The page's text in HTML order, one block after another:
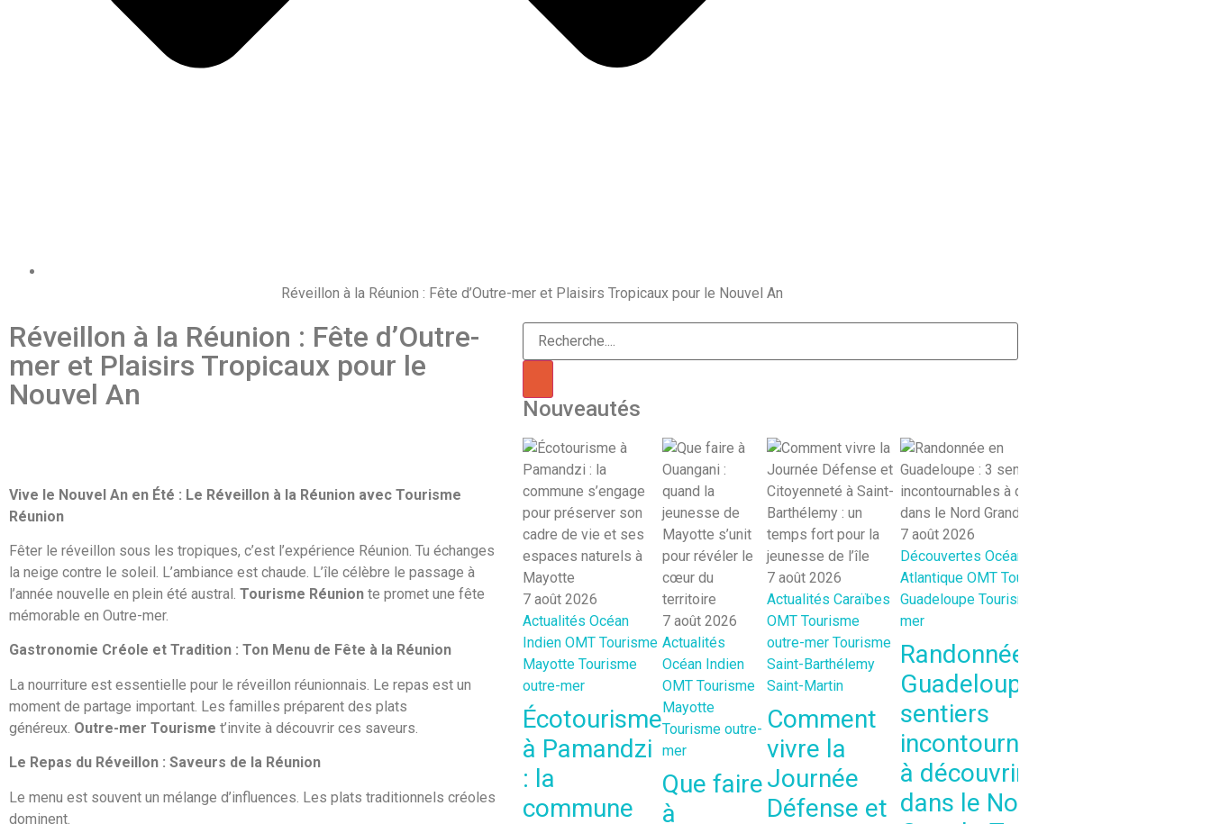
Réveillon à la Réunion : Fête d’Outre-mer et Plaisirs Tropicaux pour le Nouvel An
Réveillon à la Réunion : Fête d’Outre-
mer et Plaisirs Tropicaux pour le
Nouvel An
Vive le Nouvel An en Été : Le Réveillon à la Réunion avec Tourisme
Réunion
Fêter le réveillon sous les tropiques, c’est l’expérience Réunion. Tu échanges
la neige contre le soleil. L’ambiance est chaude. L’île célèbre le passage à
l’année nouvelle en plein été austral. Tourisme Réunion te promet une fête
mémorable en Outre-mer.
Gastronomie Créole et Tradition : Ton Menu de Fête à la Réunion
La nourriture est essentielle pour le réveillon réunionnais. Le repas est un
moment de partage important. Les familles préparent des plats
généreux. Outre-mer Tourisme t’invite à découvrir ces saveurs.
Le Repas du Réveillon : Saveurs de la Réunion
Le menu est souvent un mélange d’influences. Les plats traditionnels créoles
dominent.
Nouveautés
7 août 2026
Actualités Océan
Indien OMT Tourisme
Mayotte Tourisme
outre-mer
Écotourisme
à Pamandzi
: la
commune
7 août 2026
Actualités
Océan Indien
OMT Tourisme
Mayotte
Tourisme outre-
mer
Que faire
à
7 août 2026
Actualités Caraïbes
OMT Tourisme
outre-mer Tourisme
Saint-Barthélemy
Saint-Martin
Comment
vivre la
Journée
Défense et
7 août 2026
Découvertes Océan
Atlantique OMT Tourisme
Guadeloupe Tourisme outre-
mer
Randonnée en
Guadeloupe : 3
sentiers
incontournables
à découvrir
dans le Nord